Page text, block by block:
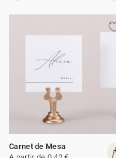
Carnet de Mesa